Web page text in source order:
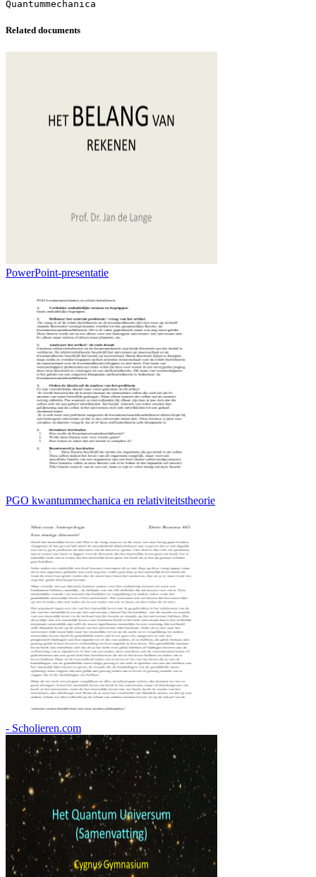
Related documents
PowerPoint-presentatie
PGO kwantummechanica en relativiteitstheorie
- Scholieren.com